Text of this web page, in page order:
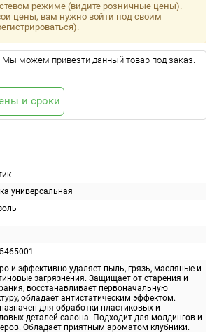
универсальная
и эффективно удаляет пыль, грязь, масляные и
загрязнения. Защищает от старения и
восстанавливает первоначальную
обладает антистатическим эффектом.
для обработки пластиковых и
деталей салона. Подходит для молдингов и
Обладает приятным ароматом клубники.
режиме (видите розничные цены).
цены, вам нужно войти под своим
Мы можем привезти данный товар под заказ.
и сроки